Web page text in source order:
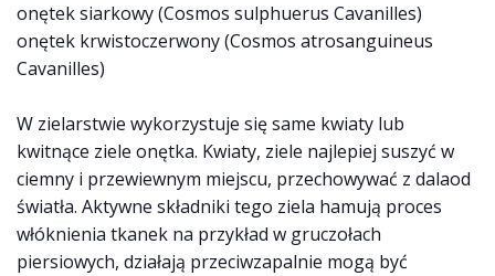
onętek siarkowy (Cosmos sulphuerus Cavanilles)
onętek krwistoczerwony (Cosmos atrosanguineus
Cavanilles)
W zielarstwie wykorzystuje się same kwiaty lub
kwitnące ziele onętka. Kwiaty, ziele najlepiej suszyć w
ciemny i przewiewnym miejscu, przechowywać z dalaod
światła. Aktywne składniki tego ziela hamują proces
włóknienia tkanek na przykład w gruczołach
piersiowych, działają przeciwzapalnie mogą być